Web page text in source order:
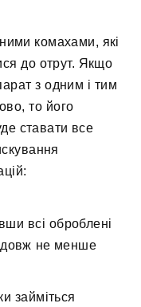
комахами, які
до отрут. Якщо
з одним і тим
то його
ставати все
всі оброблені
не менше
займіться